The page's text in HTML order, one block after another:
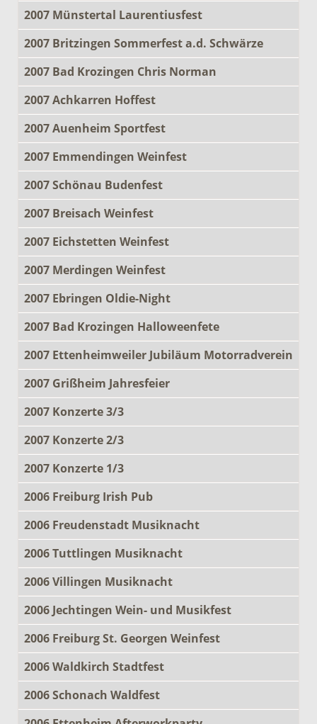
2007 Münstertal Laurentiusfest
2007 Britzingen Sommerfest a.d. Schwärze
2007 Bad Krozingen Chris Norman
2007 Achkarren Hoffest
2007 Auenheim Sportfest
2007 Emmendingen Weinfest
2007 Schönau Budenfest
2007 Breisach Weinfest
2007 Eichstetten Weinfest
2007 Merdingen Weinfest
2007 Ebringen Oldie-Night
2007 Bad Krozingen Halloweenfete
2007 Ettenheimweiler Jubiläum Motorradverein
2007 Grißheim Jahresfeier
2007 Konzerte 3/3
2007 Konzerte 2/3
2007 Konzerte 1/3
2006 Freiburg Irish Pub
2006 Freudenstadt Musiknacht
2006 Tuttlingen Musiknacht
2006 Villingen Musiknacht
2006 Jechtingen Wein- und Musikfest
2006 Freiburg St. Georgen Weinfest
2006 Waldkirch Stadtfest
2006 Schonach Waldfest